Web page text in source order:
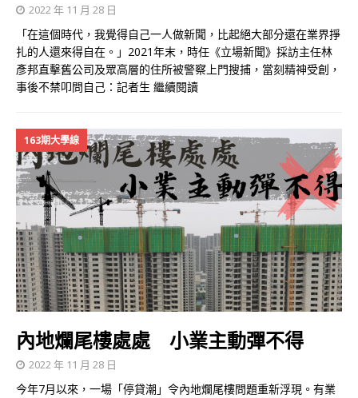
2022 年 11 月 28 日
「在這個時代，我覺得自己一人做新聞，比起絕大部分還在業界掙
扎的人還來得自在。」2021年末，時任《立場新聞》採訪主任林
彥邦直擊舊公司及眾高層的住所被警察上門搜捕，當刻精神受創，
事後不禁叩問自己：記者生 繼續閱讀
163期大學線
內地爛尾樓處處 小業主動彈不得
2022 年 11 月 28 日
今年7月以來，一場「停貸潮」令內地爛尾樓問題重新浮現。有業